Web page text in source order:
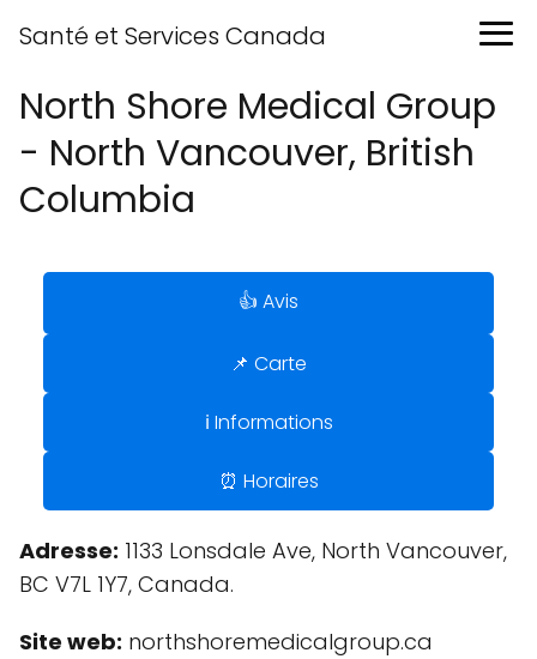
Santé et Services Canada
North Shore Medical Group
- North Vancouver, British
Columbia
👍 Avis
📌 Carte
ℹ️ Informations
⏰ Horaires
Adresse: 1133 Lonsdale Ave, North Vancouver,
BC V7L 1Y7, Canada.
Site web: northshoremedicalgroup.ca